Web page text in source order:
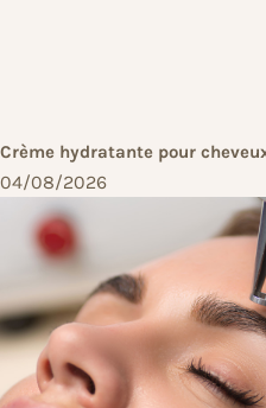
Crème hydratante pour
04/08/2026